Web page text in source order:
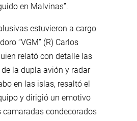
en Malvinas”.
estuvieron a cargo
“VGM” (R) Carlos
relató con detalle las
la dupla avión y radar
en las islas, resaltó el
y dirigió un emotivo
camaradas condecorados